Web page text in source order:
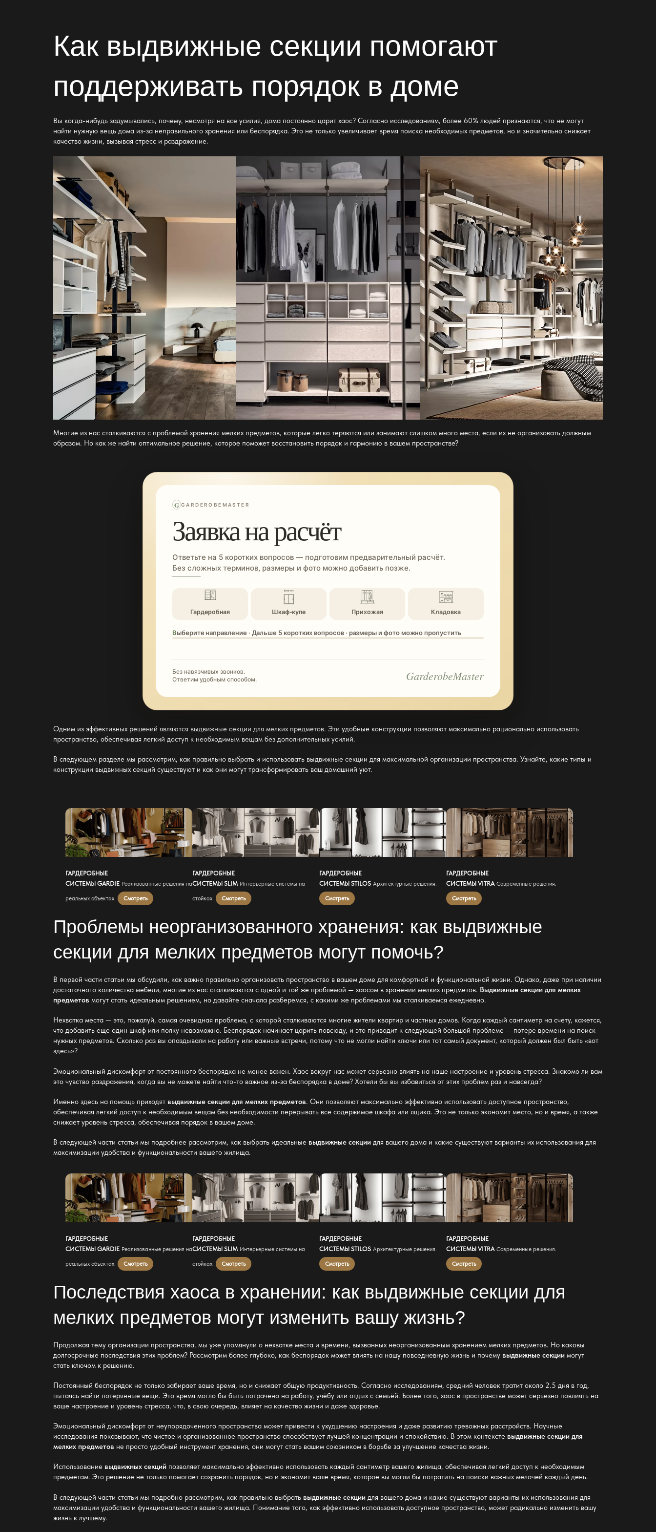
Как выдвижные секции помогают
поддерживать порядок в доме
Вы когда-нибудь задумывались, почему, несмотря на все усилия, дома постоянно царит хаос? Согласно исследованиям, более 60% людей признаются, что не могут
найти нужную вещь дома из-за неправильного хранения или беспорядка. Это не только увеличивает время поиска необходимых предметов, но и значительно снижает
качество жизни, вызывая стресс и раздражение.
Многие из нас сталкиваются с проблемойхранения мелких предметов, которые легко теряются или занимают слишком много места, если их не организовать должным
образом. Но как же найти оптимальное решение, которое поможет восстановить порядок и гармонию в вашем пространстве?
G GARDEROBEMASTER
Заявка на расчёт
Ответьте на 5 коротких вопросов — подготовим предварительный расчёт.
Без сложных терминов, размеры и фото можно добавить позже.
Гардеробная Шкаф-купе Прихожая Кладовка
Выберите направление · Дальше 5 коротких вопросов · размеры и фото можно пропустить
Без навязчивых звонков.
Ответим удобным способом.
GarderobeMaster
Одним из эффективных решений являются выдвижные секции для мелких предметов. Этиудобные конструкции позволяют максимально рационально использовать
пространство, обеспечивая легкий доступ к необходимым вещам без дополнительных усилий.
В следующем разделе мы рассмотрим, как правильно выбрать и использовать выдвижные секции для максимальнойорганизации пространства. Узнайте, какие типы и
конструкции выдвижных секций существуют и как они могут трансформировать ваш домашний уют.
ГАРДЕРОБНЫЕ
СИСТЕМЫ GARDIE Реализованные решения на
реальных объектах. Смотреть
ГАРДЕРОБНЫЕ
СИСТЕМЫ SLIM Интерьерные системы на
стойках. Смотреть
ГАРДЕРОБНЫЕ
СИСТЕМЫ STILOS Архитектурные решения.
Смотреть
ГАРДЕРОБНЫЕ
СИСТЕМЫ VITRA Современные решения.
Смотреть
Проблемы неорганизованного хранения: как выдвижные
секции для мелких предметов могут помочь?
В первой части статьи мы обсудили, как важно правильно организовать пространство в вашем доме для комфортной и функциональной жизни. Однако, даже при наличии
достаточного количествамебели, многие из нас сталкиваются с одной и той же проблемой — хаосом в хранении мелких предметов. Выдвижные секции для мелких
предметов могут стать идеальным решением, но давайте сначала разберемся, с какими же проблемами мы сталкиваемся ежедневно.
Нехватка места — это, пожалуй, самая очевидная проблема, с которой сталкиваются многие жители квартир и частных домов. Когда каждый сантиметр на счету, кажется,
что добавить еще один шкаф или полку невозможно. Беспорядок начинает царить повсюду, и это приводит к следующей большой проблеме — потере времени на поиск
нужных предметов. Сколько раз вы опаздывали на работу или важные встречи, потому что не могли найти ключи или тот самый документ, который должен был быть «вот
здесь»?
Эмоциональный дискомфорт от постоянного беспорядка не менее важен. Хаос вокруг нас может серьезно влиять на наше настроение и уровень стресса. Знакомо ли вам
это чувство раздражения, когда вы не можете найти что-то важное из-за беспорядка в доме? Хотели бы вы избавиться от этих проблем раз и навсегда?
Именно здесь на помощь приходят выдвижные секции для мелких предметов. Они позволяют максимально эффективно использовать доступное пространство,
обеспечивая легкий доступ к необходимым вещам без необходимости перерывать все содержимое шкафа или ящика. Это не только экономит место, но и время, а также
снижает уровень стресса, обеспечивая порядок в вашем доме.
В следующей части статьи мы подробнее рассмотрим, как выбрать идеальные выдвижные секции для вашего дома и какие существуют варианты их использования для
максимизации удобства и функциональности вашего жилища.
ГАРДЕРОБНЫЕ
СИСТЕМЫ GARDIE Реализованные решения на
реальных объектах. Смотреть
ГАРДЕРОБНЫЕ
СИСТЕМЫ SLIM Интерьерные системы на
стойках. Смотреть
ГАРДЕРОБНЫЕ
СИСТЕМЫ STILOS Архитектурные решения.
Смотреть
ГАРДЕРОБНЫЕ
СИСТЕМЫ VITRA Современные решения.
Смотреть
Последствия хаоса в хранении: как выдвижные секции для
мелких предметов могут изменить вашу жизнь?
Продолжая темуорганизации пространства, мы уже упомянули о нехватке места и времени, вызванных неорганизованным хранением мелких предметов. Но каковы
долгосрочные последствия этих проблем? Рассмотрим более глубоко, как беспорядок может влиять на нашу повседневную жизнь и почему выдвижные секции могут
стать ключом к решению.
Постоянный беспорядок не только забирает ваше время, но и снижает общую продуктивность. Согласно исследованиям, средний человек тратит около 2.5 дня в год,
пытаясь найти потерянные вещи. Это время могло бы быть потрачено на работу, учёбу или отдых с семьёй. Более того, хаос в пространстве может серьезно повлиять на
ваше настроение и уровень стресса, что, в свою очередь, влияет на качество жизни и даже здоровье.
Эмоциональный дискомфорт от неупорядоченного пространства может привести к ухудшению настроения и даже развитию тревожных расстройств. Научные
исследования показывают, что чистое и организованное пространство способствует лучшей концентрации и спокойствию. В этом контексте выдвижные секции для
мелких предметов не просто удобный инструмент хранения, они могут стать вашим союзником в борьбе за улучшение качества жизни.
Использование выдвижных секций позволяет максимально эффективно использовать каждый сантиметр вашего жилища, обеспечивая легкий доступ к необходимым
предметам. Это решение не только помогает сохранить порядок, но и экономит ваше время, которое вы могли бы потратить на поиски важных мелочей каждый день.
В следующей части статьи мы подробно рассмотрим, как правильно выбрать выдвижные секции для вашего дома и какие существуют варианты их использования для
максимизации удобства и функциональности вашего жилища. Понимание того, как эффективно использовать доступное пространство, может радикально изменить вашу
жизнь к лучшему.